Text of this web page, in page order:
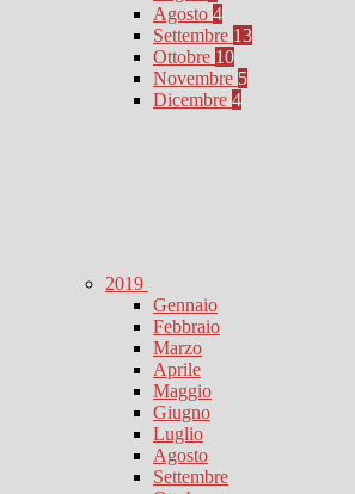
Agosto 4
Settembre 13
Ottobre 10
Novembre 5
Dicembre 4
2019
Gennaio
Febbraio
Marzo
Aprile
Maggio
Giugno
Luglio
Agosto
Settembre